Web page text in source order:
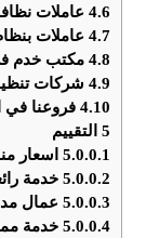
4.6 عاملات
4.7 عاملات
4.8 مكتب خدم
4.9 شركات
4.10 فروعنا في
5 التقييم
5.0.0.1 اسعار
5.0.0.2 خدمة
5.0.0.3 عمال
5.0.0.4 خدمة